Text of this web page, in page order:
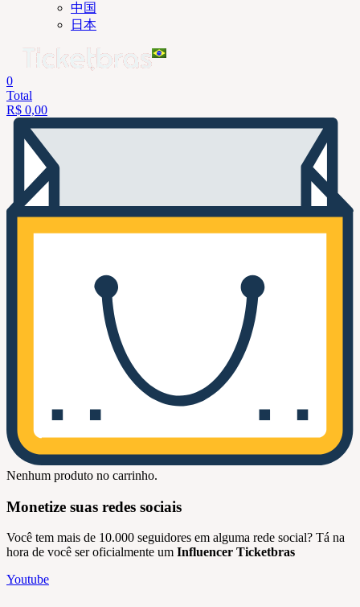
中国
日本
0
Total
R$ 0,00
Nenhum produto no carrinho.
Monetize suas redes sociais
Você tem mais de 10.000 seguidores em alguma rede social? Tá na
hora de você ser oficialmente um Influencer Ticketbras
Youtube